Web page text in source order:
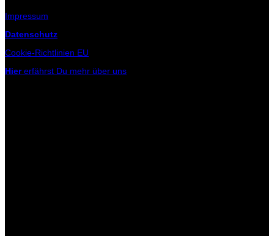
Impressum
Datenschutz
Cookie-Richtlinien EU
Hiererfährst Du mehr über uns